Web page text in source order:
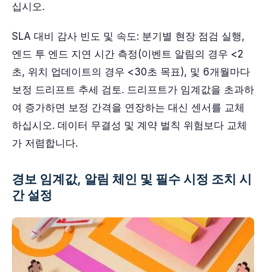
십시오.
SLA 대비 감사 빈도 및 속도: 분기별 현장 점검 실행,
엔드 투 엔드 지연 시간 측정(이벤트 알림의 경우 <2
초, 위치 업데이트의 경우 <30초 목표), 및 6개월마다
보정 드리프트 추세 검토. 드리프트가 임계값을 초과하
여 증가하면 보정 간격을 연장하는 대신 센서를 교체
하십시오. 데이터 무결성 및 계약 벌칙 위험보다 교체
가 저렴합니다.
경보 임계값, 알림 체인 및 필수 시정 조치 시
간 설정